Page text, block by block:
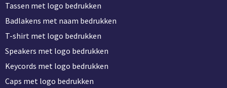
Tassen met logo bedrukken
Badlakens met naam bedrukken
T-shirt met logo bedrukken
Speakers met logo bedrukken
Keycords met logo bedrukken
Caps met logo bedrukken